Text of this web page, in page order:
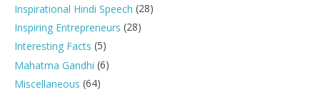
Inspirational Hindi Speech (28)
Inspiring Entrepreneurs (28)
Interesting Facts (5)
Mahatma Gandhi (6)
Miscellaneous (64)